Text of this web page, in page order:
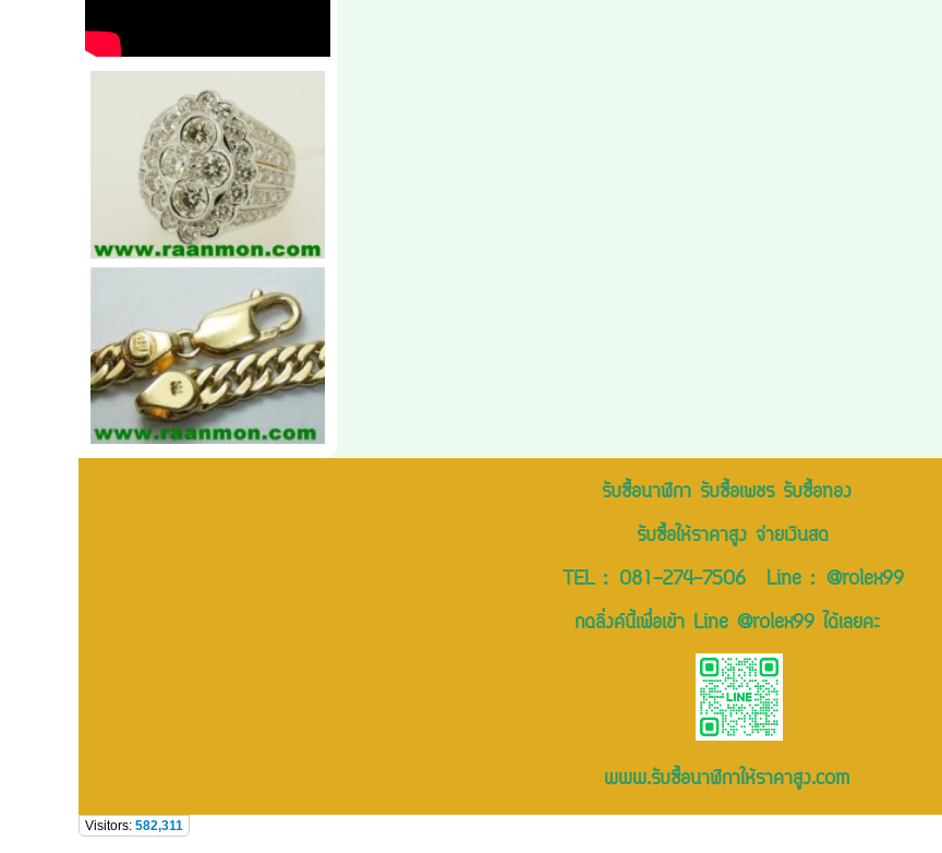
รับซื้อนาฬิกา รับซื้อเพชร รับซื้อทอง
รับซื้อให้ราคาสูง จ่ายเงินสด
TEL : 081-274-7506Line : @rolex99
กดลิ่งค์นี้เพื่อเข้า Line @rolex99 ได้เลยคะ
www.รับซื้อนาฬิกาให้ราคาสูง.com
Visitors: 582,311